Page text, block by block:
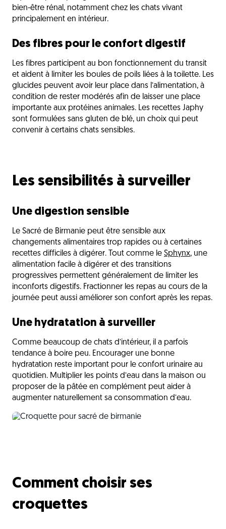
bien-être rénal, notamment chez les chats vivant
principalement en intérieur.
Des fibres pour le confort digestif
Les fibres participent au bon fonctionnement du transit
et aident à limiter les boules de poils liées à la toilette. Les
glucides peuvent avoir leur place dans l’alimentation, à
condition de rester modérés afin de laisser une place
importante aux protéines animales. Les recettes Japhy
sont formulées sans gluten de blé, un choix qui peut
convenir à certains chats sensibles.
Les sensibilités à surveiller
Une digestion sensible
Le Sacré de Birmanie peut être sensible aux
changements alimentaires trop rapides ou à certaines
recettes difficiles à digérer. Tout comme le Sphynx, une
alimentation facile à digérer et des transitions
progressives permettent généralement de limiter les
inconforts digestifs. Fractionner les repas au cours de la
journée peut aussi améliorer son confort après les repas.
Une hydratation à surveiller
Comme beaucoup de chats d’intérieur, il a parfois
tendance à boire peu. Encourager une bonne
hydratation reste important pour le confort urinaire au
quotidien. Multiplier les points d’eau dans la maison ou
proposer de la pâtée en complément peut aider à
augmenter naturellement sa consommation d’eau.
Comment choisir ses
croquettes